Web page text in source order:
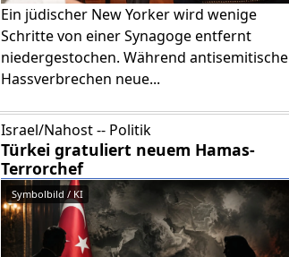
Ein jüdischer New Yorker wird wenige
Schritte von einer Synagoge entfernt
niedergestochen. Während antisemitische
Hassverbrechen neue...
Israel/Nahost -- Politik
Türkei gratuliert neuem Hamas-
Terrorchef
Symbolbild / KI